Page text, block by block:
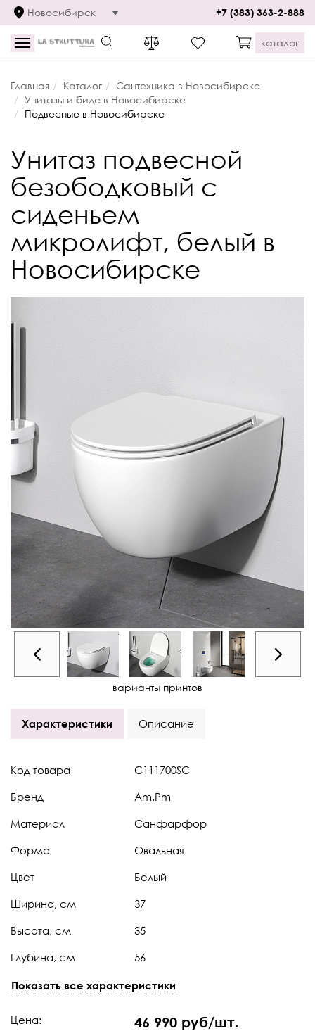
Новосибирск +7 (383) 363-2-888
Toggle
navigation
каталог
Главная Каталог
Сантехника в Новосибирске
Унитазы и биде в Новосибирске
Подвесные в Новосибирске
Унитаз подвесной
безободковый c
сиденьем
микролифт, белый в
Новосибирске
варианты принтов
Характеристики Описание
Код товара C111700SC
Бренд Am.Pm
Материал Санфарфор
Форма Овальная
Цвет Белый
Ширина, см 37
Высота, см 35
Глубина, см 56
Страна Германия
Показать все характеристики
Цена: 46 990 руб/шт.